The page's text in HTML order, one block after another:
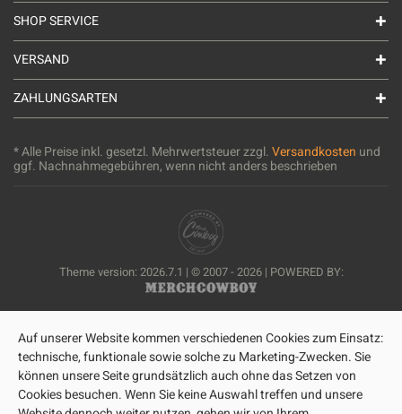
SHOP SERVICE
VERSAND
ZAHLUNGSARTEN
* Alle Preise inkl. gesetzl. Mehrwertsteuer zzgl.Versandkosten und
ggf. Nachnahmegebühren, wenn nicht anders beschrieben
Theme version: 2026.7.1 | © 2007 - 2026 | POWERED BY:
Auf unserer Website kommen verschiedenen Cookies zum Einsatz:
technische, funktionale sowie solche zu Marketing-Zwecken. Sie
können unsere Seite grundsätzlich auch ohne das Setzen von
Cookies besuchen. Wenn Sie keine Auswahl treffen und unsere